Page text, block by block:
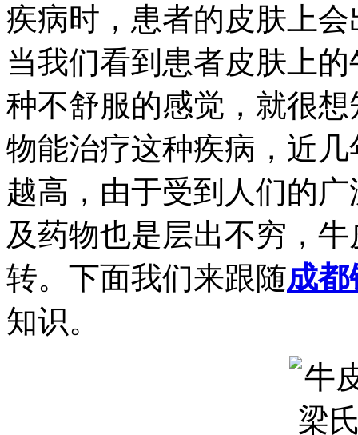
疾病时，患者的皮肤上
当我们看到患者皮肤上
种不舒服的感觉，就很
物能治疗这种疾病，近
越高，由于受到人们的
及药物也是层出不穷，
转。下面我们来跟随成
知识。